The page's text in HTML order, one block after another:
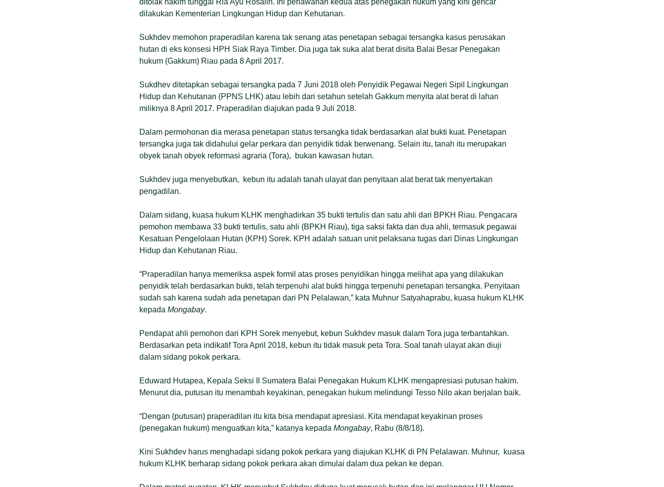
ditolak hakim tunggal Ria Ayu Rosalin. Ini perlawanan kedua atas penegakan hukum yang kini gencar
dilakukan Kementerian Lingkungan Hidup dan Kehutanan.
Sukhdev memohon praperadilan karena tak senang atas penetapan sebagai tersangka kasus perusakan
hutan di eks konsesi HPH Siak Raya Timber. Dia juga tak suka alat berat disita Balai Besar Penegakan
hukum (Gakkum) Riau pada 8 April 2017.
Sukdhev ditetapkan sebagai tersangka pada 7 Juni 2018 oleh Penyidik Pegawai Negeri Sipil Lingkungan
Hidup dan Kehutanan (PPNS LHK) atau lebih dari setahun setelah Gakkum menyita alat berat di lahan
miliknya 8 April 2017. Praperadilan diajukan pada 9 Juli 2018.
Dalam permohonan dia merasa penetapan status tersangka tidak berdasarkan alat bukti kuat. Penetapan
tersangka juga tak didahului gelar perkara dan penyidik tidak berwenang. Selain itu, tanah itu merupakan
obyek tanah obyek reformasi agraria (Tora), bukan kawasan hutan.
Sukhdev juga menyebutkan, kebun itu adalah tanah ulayat dan penyitaan alat berat tak menyertakan
pengadilan.
Dalam sidang, kuasa hukum KLHK menghadirkan 35 bukti tertulis dan satu ahli dari BPKH Riau. Pengacara
pemohon membawa 33 bukti tertulis, satu ahli (BPKH Riau), tiga saksi fakta dan dua ahli, termasuk pegawai
Kesatuan Pengelolaan Hutan (KPH) Sorek. KPH adalah satuan unit pelaksana tugas dari Dinas Lingkungan
Hidup dan Kehutanan Riau.
“Praperadilan hanya memeriksa aspek formil atas proses penyidikan hingga melihat apa yang dilakukan
penyidik telah berdasarkan bukti, telah terpenuhi alat bukti hingga terpenuhi penetapan tersangka. Penyitaan
sudah sah karena sudah ada penetapan dari PN Pelalawan,” kata Muhnur Satyahaprabu, kuasa hukum KLHK
kepada Mongabay.
Pendapat ahli pemohon dari KPH Sorek menyebut, kebun Sukhdev masuk dalam Tora juga terbantahkan.
Berdasarkan peta indikatif Tora April 2018, kebun itu tidak masuk peta Tora. Soal tanah ulayat akan diuji
dalam sidang pokok perkara.
Eduward Hutapea, Kepala Seksi II Sumatera Balai Penegakan Hukum KLHK mengapresiasi putusan hakim.
Menurut dia, putusan itu menambah keyakinan, penegakan hukum melindungi Tesso Nilo akan berjalan baik.
“Dengan (putusan) praperadilan itu kita bisa mendapat apresiasi. Kita mendapat keyakinan proses
(penegakan hukum) menguatkan kita,” katanya kepada Mongabay, Rabu (8/8/18).
Kini Sukhdev harus menghadapi sidang pokok perkara yang diajukan KLHK di PN Pelalawan. Muhnur, kuasa
hukum KLHK berharap sidang pokok perkara akan dimulai dalam dua pekan ke depan.